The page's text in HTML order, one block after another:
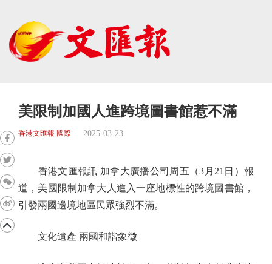
美限制加國人進跨境圖書館惹不滿
香港文匯報 國際 2025-03-23
香港文匯報訊 加拿大廣播公司周五（3月21日）報
道，美國限制加拿大人進入一座地標性的跨境圖書館，
引發兩國邊境地區民眾強烈不滿。
文化遺產 兩國和諧象徵